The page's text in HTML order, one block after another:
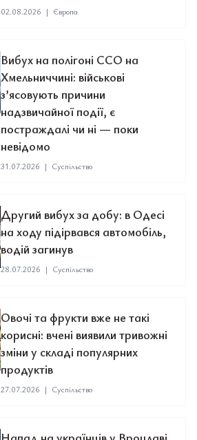
02.08.2026 | Європа
Вибух на полігоні ССО на
Хмельниччині: військові
з’ясовують причини
надзвичайної події, є
постраждалі чи ні — поки
невідомо
31.07.2026 | Суспільство
Другий вибух за добу: в Одесі
на ходу підірвався автомобіль,
водій загинув
28.07.2026 | Суспільство
Овочі та фрукти вже не такі
корисні: вчені виявили тривожні
зміни у складі популярних
продуктів
27.07.2026 | Суспільство